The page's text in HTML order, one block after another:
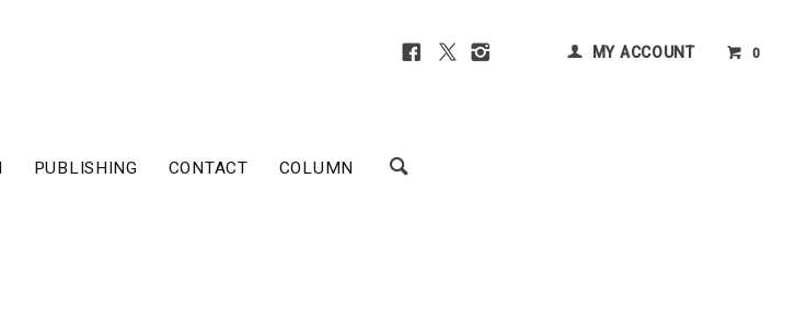
MY ACCOUNT 0
PUBLISHING CONTACT COLUMN